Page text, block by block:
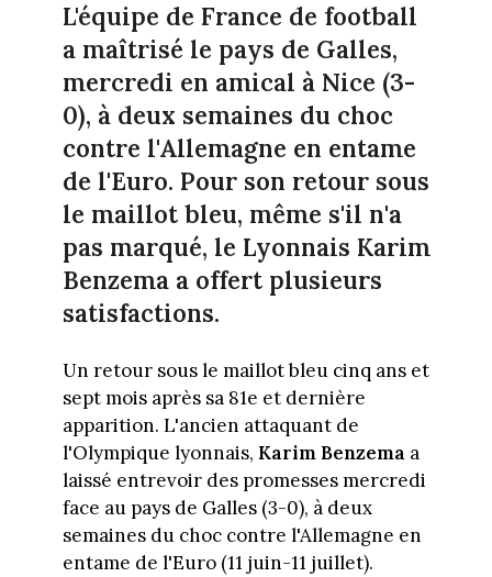
L'équipe de France de football
a maîtrisé le pays de Galles,
mercredi en amical à Nice (3-
0), à deux semaines du choc
contre l'Allemagne en entame
de l'Euro. Pour son retour sous
le maillot bleu, même s'il n'a
pas marqué, le Lyonnais Karim
Benzema a offert plusieurs
satisfactions.
Un retour sous le maillot bleu cinq ans et
sept mois après sa 81e et dernière
apparition. L'ancien attaquant de
l'Olympique lyonnais, Karim Benzema a
laissé entrevoir des promesses mercredi
face au pays de Galles (3-0), à deux
semaines du choc contre l'Allemagne en
entame de l'Euro (11 juin-11 juillet).